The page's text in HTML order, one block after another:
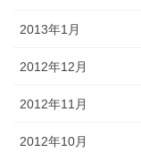
2013年1月
2012年12月
2012年11月
2012年10月